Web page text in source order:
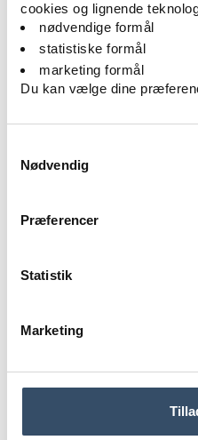
cookies og lignende
nødvendige formål
statistiske formål
marketing formål
Du kan vælge dine
Nødvendig
Præferencer
Statistik
Marketing
prognoser. Faktaarkene
boligmarkedets udvikling,
lovgivning og
solidt grundlag for
nationalt niveau.
Download faktaarkether.